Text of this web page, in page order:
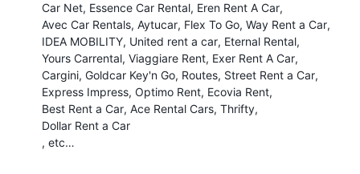
Car Net Essence Car Rental Eren Rent A Car
Avec Car Rentals Aytucar Flex To Go Way Rent a Car
IDEA MOBILITY United rent a car Eternal Rental
Yours Carrental Viaggiare Rent Exer Rent A Car
Cargini Goldcar Key'n Go Routes Street Rent a Car
Express Impress Optimo Rent Ecovia Rent
Best Rent a Car Ace Rental Cars Thrifty
Dollar Rent a Car
, etc…